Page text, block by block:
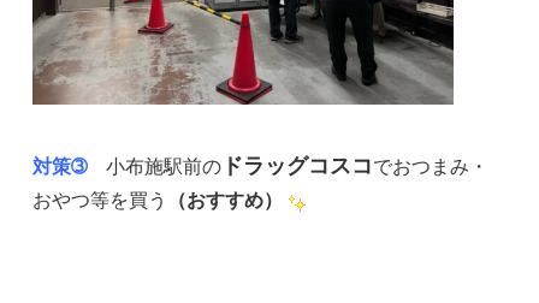
対策➂小布施駅前の ドラッグコスコでおつまみ・
おやつ等を買う
（おすすめ）